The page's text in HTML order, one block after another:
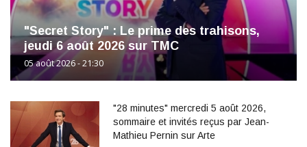
"Secret Story" : Le prime des trahisons,
jeudi 6 août 2026 sur TMC
05 août 2026 - 21:30
"28 minutes" mercredi 5 août 2026,
sommaire et invités reçus par Jean-
Mathieu Pernin sur Arte